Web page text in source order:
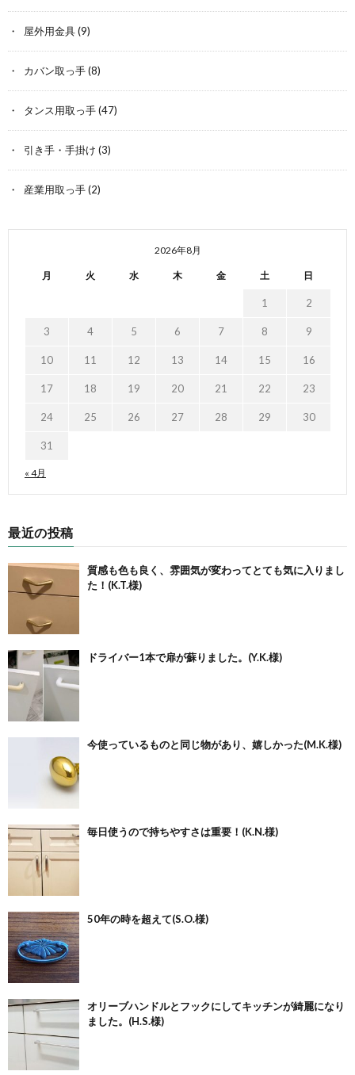
屋外用金具(9)
カバン取っ手(8)
タンス用取っ手(47)
引き手・手掛け (3)
産業用取っ手(2)
2026年8月
月 火 水 木 金 土 日
« 4月
1 2
3 4 5 6 7 8 9
10 11 12 13 14 15 16
17 18 19 20 21 22 23
24 25 26 27 28 29 30
31
最近の投稿
質感も色も良く、雰囲気が変わってとても気に入りまし
た！(K.T.様)
ドライバー1本で扉が蘇りました。(Y.K.様)
今使っているものと同じ物があり、嬉しかった(M.K.様)
毎日使うので持ちやすさは重要！(K.N.様)
50年の時を超えて(S.O.様)
オリーブハンドルとフックにしてキッチンが綺麗になり
ました。(H.S.様)